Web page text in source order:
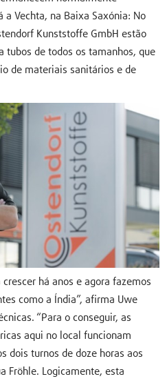
a Vechta, na Baixa Saxónia: No
Kunststoffe GmbH estão
tubos de todos os tamanhos, que
de materiais sanitários e de
há anos e agora fazemos
como a Índia”, afirma Uwe
“Para o conseguir, as
aqui no local funcionam
dois turnos de doze horas aos
Fröhle. Logicamente, esta